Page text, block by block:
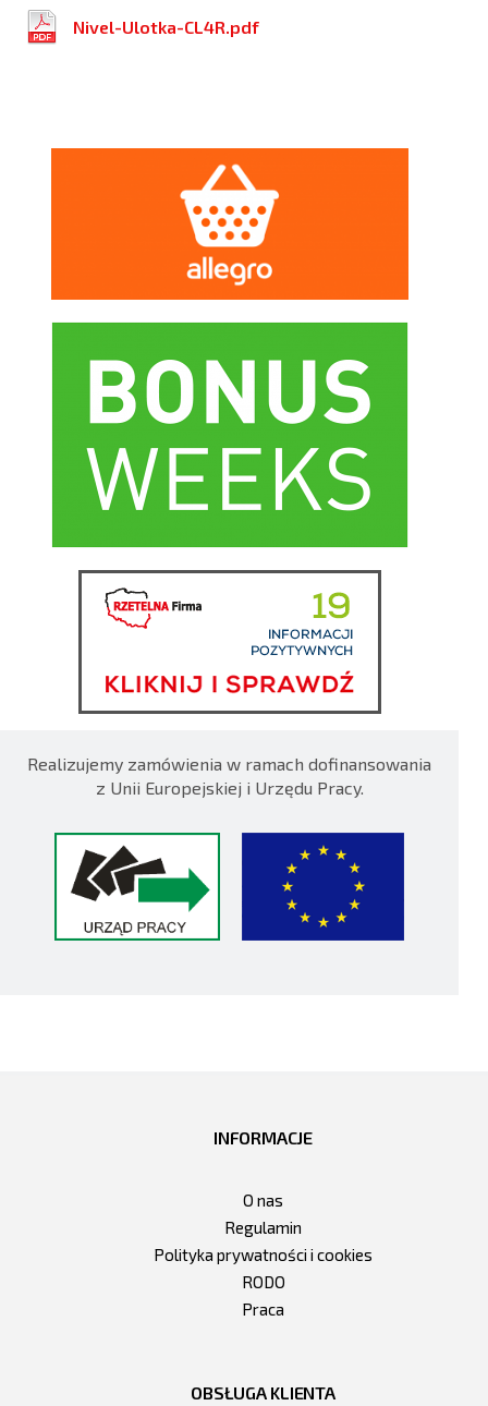
Realizujemy zamówienia w ramach dofinansowania
z Unii Europejskiej i Urzędu Pracy.
Nivel-Ulotka-CL4R.pdf
INFORMACJE
O nas
Regulamin
Polityka prywatności i cookies
RODO
Praca
OBSŁUGA KLIENTA